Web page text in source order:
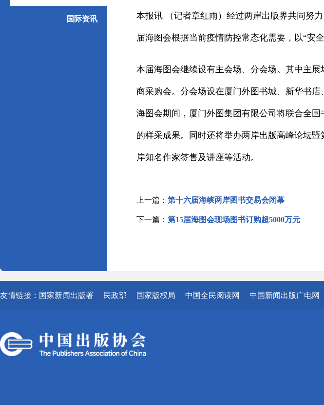
国际资讯 本报讯 （记者章红雨）经过两岸出版界共同努
届海图会根据当前疫情防控常态化需要，以“安
本届海图会继续设有主会场、分会场。其中主
商采购会。分会场设在厦门外图书城、新华书
海图会期间，厦门外图集团有限公司将联合全
的样采成果。同时还将举办两岸出版高峰论坛
岸知名作家签售及讲座等活动。
上一篇： 第十六届海峡两岸图书交易会闭幕
下一篇： 第15届海图会现场图书订购超5000万元
友情链接： 国家新闻出版署 民政部 国家版权局 中国全民阅读网 中国新闻出版广电网